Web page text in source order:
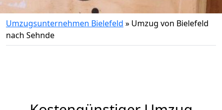
Umzugsunternehmen Bielefeld » Umzug von Bielefeld
nach Sehnde